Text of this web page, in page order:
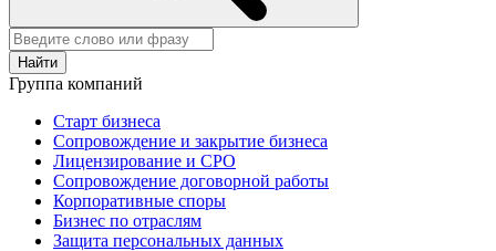
Найти
Группа компаний
Старт бизнеса
Сопровождение и закрытие бизнеса
Лицензирование и СРО
Сопровождение договорной работы
Корпоративные споры
Бизнес по отраслям
Защита персональных данных